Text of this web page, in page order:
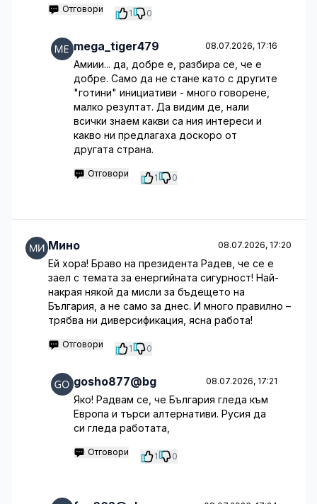
Отговори 1 0
mega_tiger479 08.07.2026, 17:16
Амиии... да, добре е, разбира се, че е
добре. Само да не стане като с другите
"готини" инициативи - много говорене,
малко резултат. Да видим де, нали
всички знаем какви са ния интереси и
какво ни предлагаха доскоро от
другата страна.
Отговори 1 0
Мино 08.07.2026, 17:20
Ей хора! Браво на президента Радев, че се е
заел с темата за енергийната сигурност! Най-
накрая някой да мисли за бъдещето на
България, а не само за днес. И много правилно –
трябва ни диверсификация, ясна работа!
Отговори 1 0
gosho877@bg 08.07.2026, 17:21
Яко! Радвам се, че България гледа към
Европа и търси алтернативи. Русия да
си гледа работата,
Отговори 1 0